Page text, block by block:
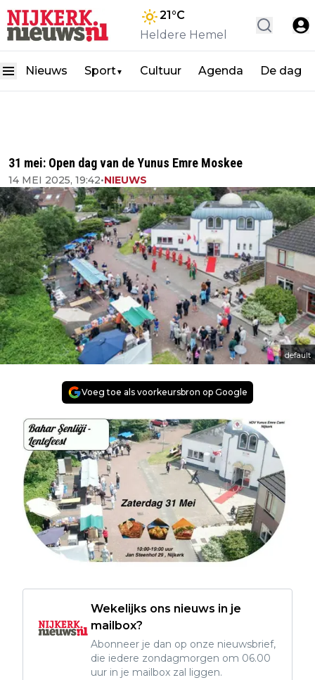
21°C
Heldere Hemel
Nieuws Sport▼ Cultuur Agenda De dag
31 mei: Open dag van de Yunus Emre Moskee
14 MEI 2025, 19:42•NIEUWS
default
Voeg toe als voorkeursbron op Google
Wekelijks ons nieuws in je
mailbox?
Abonneer je dan op onze nieuwsbrief,
die iedere zondagmorgen om 06.00
uur in je mailbox zal liggen.